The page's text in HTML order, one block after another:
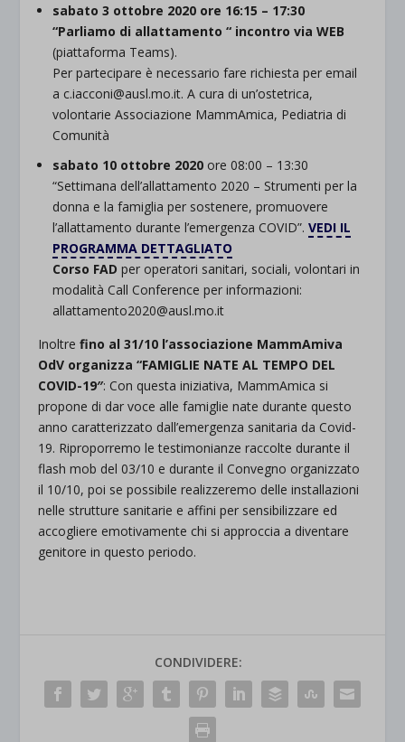
sabato 3 ottobre 2020 ore 16:15 – 17:30
“Parliamo di allattamento “ incontro via WEB
(piattaforma Teams).
Per partecipare è necessario fare richiesta per email
a c.iacconi@ausl.mo.it. A cura di un’ostetrica,
volontarie Associazione MammAmica, Pediatria di
Comunità
sabato 10 ottobre 2020 ore 08:00 – 13:30
“Settimana dell’allattamento 2020 – Strumenti per la
donna e la famiglia per sostenere, promuovere
l’allattamento durante l’emergenza COVID”.VEDI IL
PROGRAMMA DETTAGLIATO
Corso FAD per operatori sanitari, sociali, volontari in
modalità Call Conference per informazioni:
allattamento2020@ausl.mo.it
Inoltrefino al 31/10 l’associazione MammAmiva
OdV organizza “FAMIGLIE NATE AL TEMPO DEL
COVID-19″: Con questa iniziativa, MammAmica si
propone di dar voce alle famiglie nate durante questo
anno caratterizzato dall’emergenza sanitaria da Covid-
19. Riproporremo le testimonianze raccolte durante il
flash mob del 03/10 e durante il Convegno organizzato
il 10/10, poi se possibile realizzeremo delle installazioni
nelle strutture sanitarie e affini per sensibilizzare ed
accogliere emotivamente chi si approccia a diventare
genitore in questo periodo.
CONDIVIDERE: